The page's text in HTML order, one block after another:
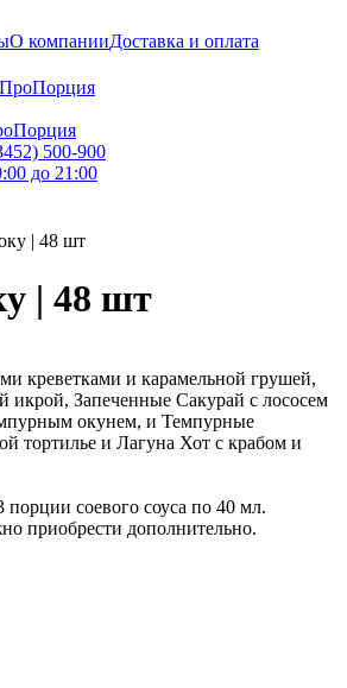
О компанииДоставка и оплата
500-900
до 21:00
| 48 шт
| 48 шт
креветками и карамельной грушей,
икрой, Запеченные Сакурай с лососем
окунем, и Темпурные
тортилье и Лагуна Хот с крабом и
порции соевого соуса по 40 мл.
приобрести дополнительно.